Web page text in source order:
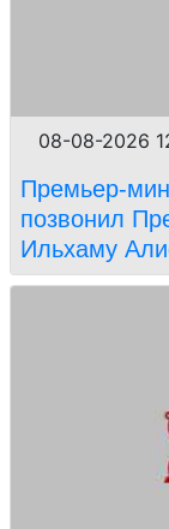
08-08-2026
Премьер-
позвонил
Ильхаму